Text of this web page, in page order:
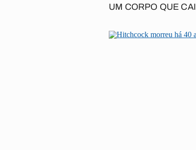
UM CORPO QUE CAI